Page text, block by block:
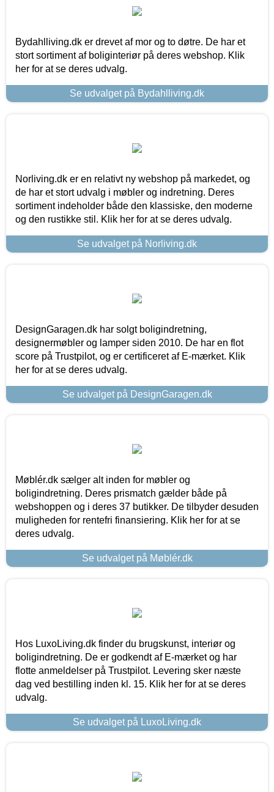
Bydahlliving.dk er drevet af mor og to døtre. De har et
stort sortiment af boliginteriør på deres webshop. Klik
her for at se deres udvalg.
Se udvalget på Bydahlliving.dk
Norliving.dk er en relativt ny webshop på markedet, og
de har et stort udvalg i møbler og indretning. Deres
sortiment indeholder både den klassiske, den moderne
og den rustikke stil. Klik her for at se deres udvalg.
Se udvalget på Norliving.dk
DesignGaragen.dk har solgt boligindretning,
designermøbler og lamper siden 2010. De har en flot
score på Trustpilot, og er certificeret af E-mærket. Klik
her for at se deres udvalg.
Se udvalget på DesignGaragen.dk
Møblér.dk sælger alt inden for møbler og
boligindretning. Deres prismatch gælder både på
webshoppen og i deres 37 butikker. De tilbyder desuden
muligheden for rentefri finansiering. Klik her for at se
deres udvalg.
Se udvalget på Møblér.dk
Hos LuxoLiving.dk finder du brugskunst, interiør og
boligindretning. De er godkendt af E-mærket og har
flotte anmeldelser på Trustpilot. Levering sker næste
dag ved bestilling inden kl. 15. Klik her for at se deres
udvalg.
Se udvalget på LuxoLiving.dk